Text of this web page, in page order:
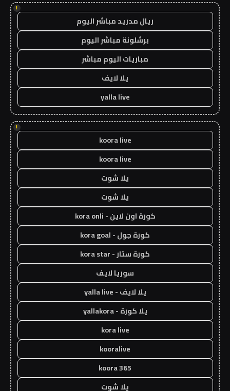
!
ريال مدريد مباشر اليوم
برشلونة مباشر اليوم
مباريات اليوم مباشر
يلا لايف
yalla live
!
koora live
koora live
يلا شوت
يلا شوت
كورة اون لاين - kora onli
كورة جول - kora goal
كورة ستار - kora star
سوريا لايف
يلا لايف - yalla live
يلا كورة - yallakora
kora live
kooralive
koora 365
يلا شوت